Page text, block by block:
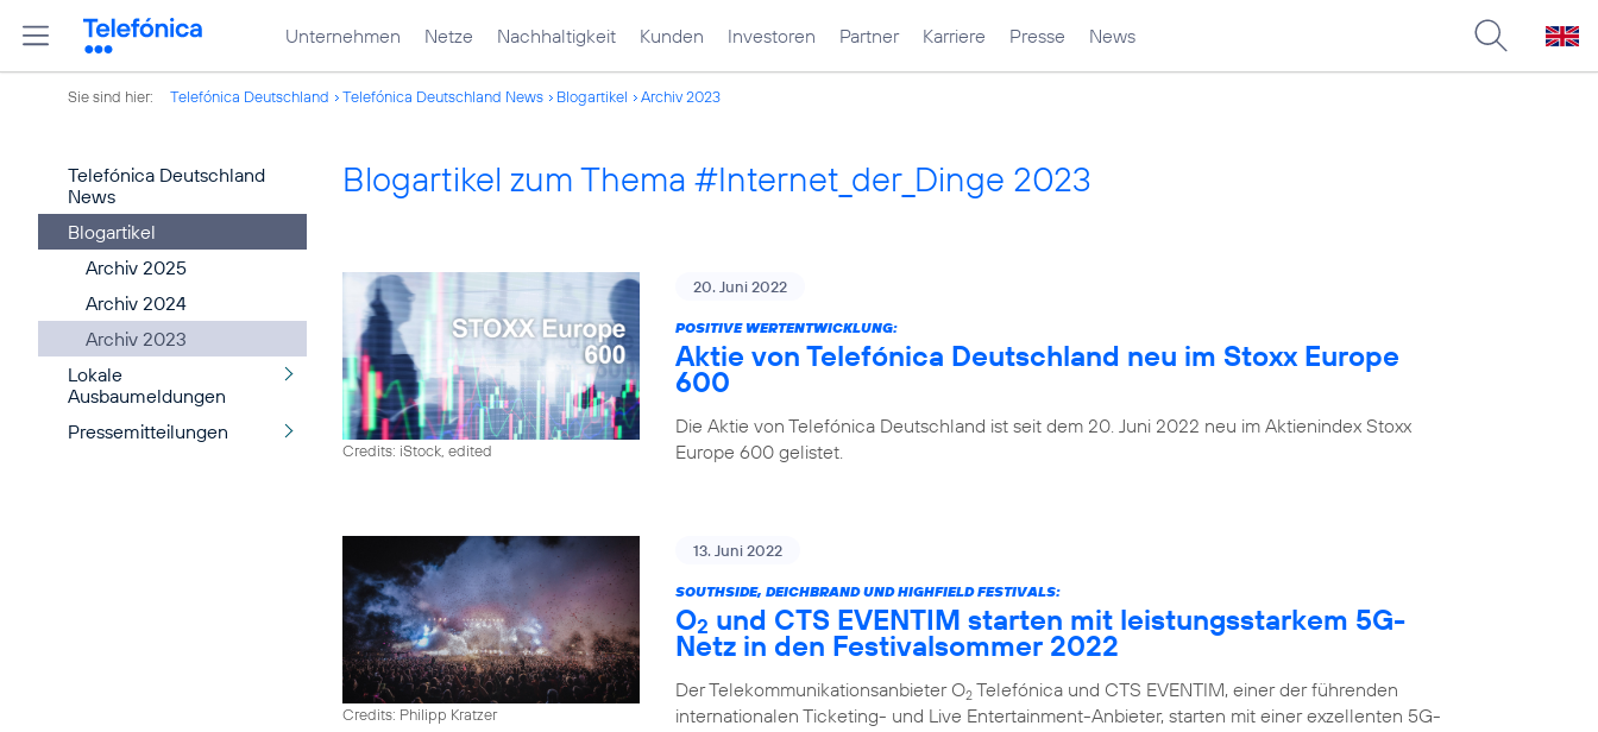
Unternehmen Netze Nachhaltigkeit Kunden Investoren Partner Karriere Presse News
Sie sind hier: Telefónica Deutschland Telefónica Deutschland News Blogartikel Archiv 2023
Telefónica Deutschland
News
Blogartikel
Archiv 2025
Archiv 2024
Archiv 2023
Lokale
Ausbaumeldungen
Pressemitteilungen
Blogartikel zum Thema #Internet_der_Dinge 2023
Credits: iStock, edited
20. Juni 2022
POSITIVE WERTENTWICKLUNG:
Aktie von Telefónica Deutschland neu im Stoxx Europe
600
Die Aktie von Telefónica Deutschland ist seit dem 20. Juni 2022 neu im Aktienindex Stoxx
Europe 600 gelistet.
Credits: Philipp Kratzer
13. Juni 2022
SOUTHSIDE, DEICHBRAND UND HIGHFIELD FESTIVALS:
O2 und CTS EVENTIM starten mit leistungsstarkem 5G-
Netz in den Festivalsommer 2022
Der Telekommunikationsanbieter O2 Telefónica und CTS EVENTIM, einer der führenden
internationalen Ticketing- und Live Entertainment-Anbieter, starten mit einer exzellenten 5G-